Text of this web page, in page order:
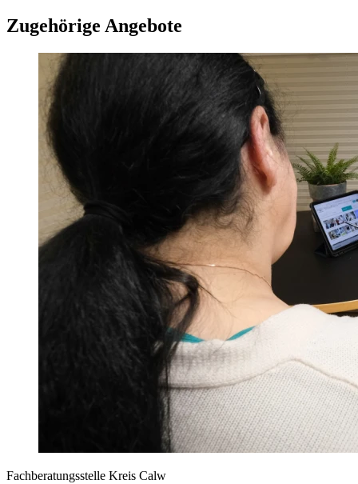
Zugehörige Angebote
Fachberatungsstelle Kreis Calw